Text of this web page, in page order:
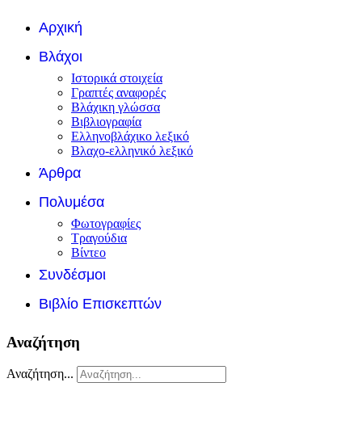
Αρχική
Βλάχοι
Ιστορικά στοιχεία
Γραπτές αναφορές
Βλάχικη γλώσσα
Βιβλιογραφία
Ελληνοβλάχικο λεξικό
Βλαχο-ελληνικό λεξικό
Άρθρα
Πολυμέσα
Φωτογραφίες
Τραγούδια
Βίντεο
Συνδέσμοι
Βιβλίο Επισκεπτών
Αναζήτηση
Αναζήτηση...